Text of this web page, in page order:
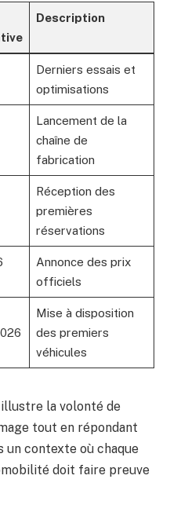
Description
Derniers essais et
optimisations
Lancement de la
chaîne de
fabrication
Réception des
premières
réservations
Annonce des prix
officiels
Mise à disposition
des premiers
véhicules
la volonté de
tout en répondant
un contexte où chaque
doit faire preuve